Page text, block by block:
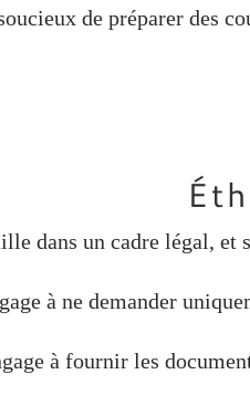
de préparer des
et
dans un cadre légal,
à ne demander
à fournir les